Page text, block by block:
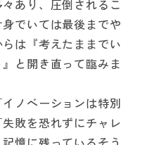
あり、圧倒されるこ
でいては最後までや
は『考えたままでい
と開き直って臨みま
ノベーションは特別
敗を恐れずにチャレ